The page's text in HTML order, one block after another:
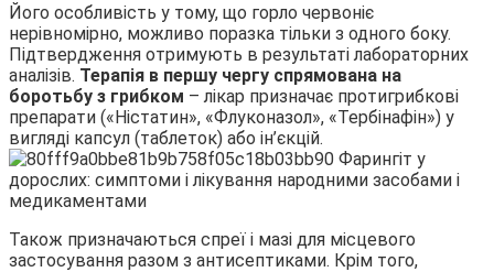
Його особливість у тому, що горло червоніє
нерівномірно, можливо поразка тільки з одного боку.
Підтвердження отримують в результаті лабораторних
аналізів. Терапія в першу чергу спрямована на
боротьбу з грибком – лікар призначає протигрибкові
препарати («Ністатин», «Флуконазол», «Тербінафін») у
вигляді капсул (таблеток) або ін’єкцій.
Також призначаються спреї і мазі для місцевого
застосування разом з антисептиками. Крім того,